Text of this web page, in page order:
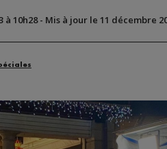
à 10h28- Mis à jour le 11 décembre